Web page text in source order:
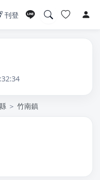
刊登
＞ 竹南鎮